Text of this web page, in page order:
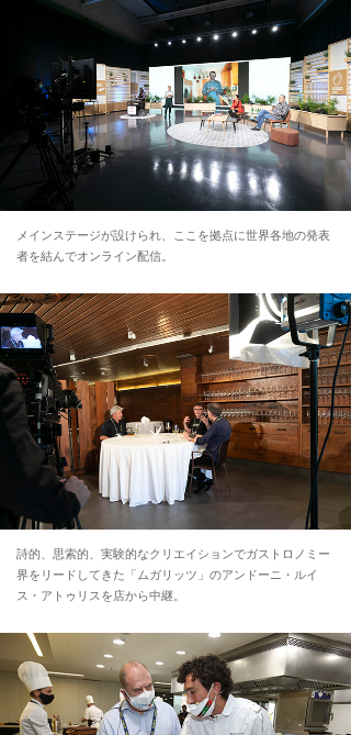
メインステージが設けられ、ここを拠点に世界各地の発表
者を結んでオンライン配信。
詩的、思索的、実験的なクリエイションでガストロノミー
界をリードしてきた「ムガリッツ」のアンドーニ・ルイ
ス・アトゥリスを店から中継。